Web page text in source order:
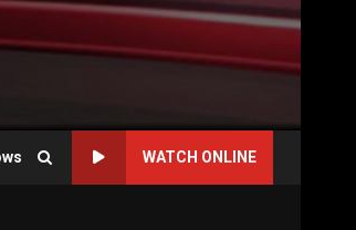
WATCH ONLINE